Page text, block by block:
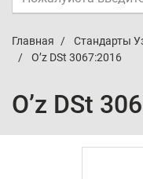
Главная Стандарты
O’z DSt 3067:2016
O’z DSt